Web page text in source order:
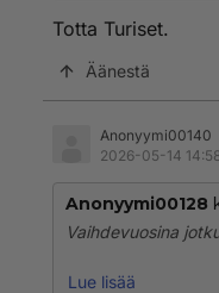
joka tasolla!
hyvässä
Kun saivat rahaa ,
Totta Turiset.
Äänestä
Anonyymi00140
2026-05-14
Anonyymi00128
Vaihdevuosina
Näin Purra
Lue lisää